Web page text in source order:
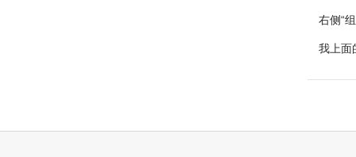
右侧“
我上面